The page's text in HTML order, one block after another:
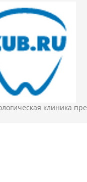
клиника